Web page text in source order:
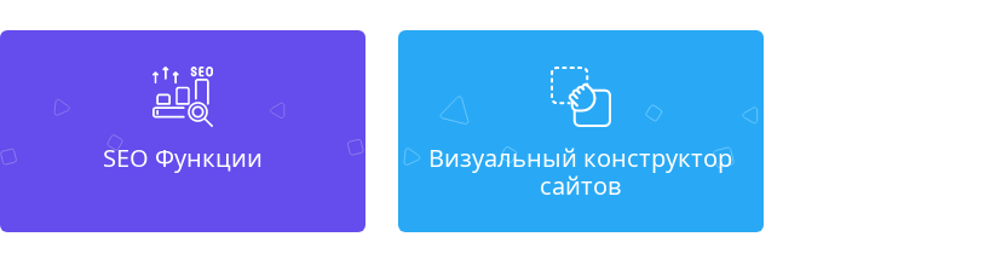
SEO Функции
Визуальный конструктор
сайтов